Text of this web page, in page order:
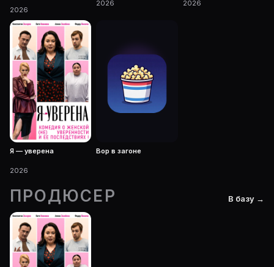
2026
2026 2026
Я — уверена
2026
Вор в загоне
ПРОДЮСЕР В базу →